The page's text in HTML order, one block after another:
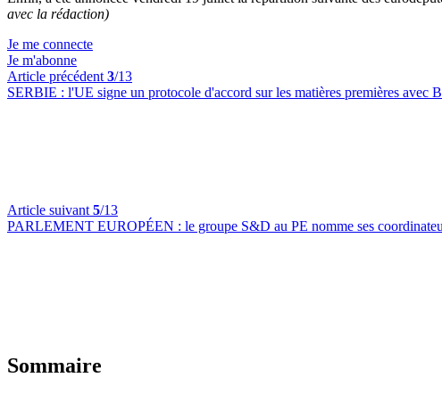
avec la rédaction)
Je me connecte
Je m'abonne
Article précédent 3/13
SERBIE : l'UE signe un protocole d'accord sur les matières premières avec
Article suivant 5/13
PARLEMENT EUROPÉEN : le groupe S&D au PE nomme ses
Sommaire